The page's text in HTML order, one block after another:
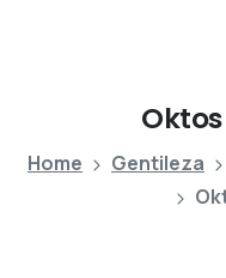
Oktos
Home Gentileza